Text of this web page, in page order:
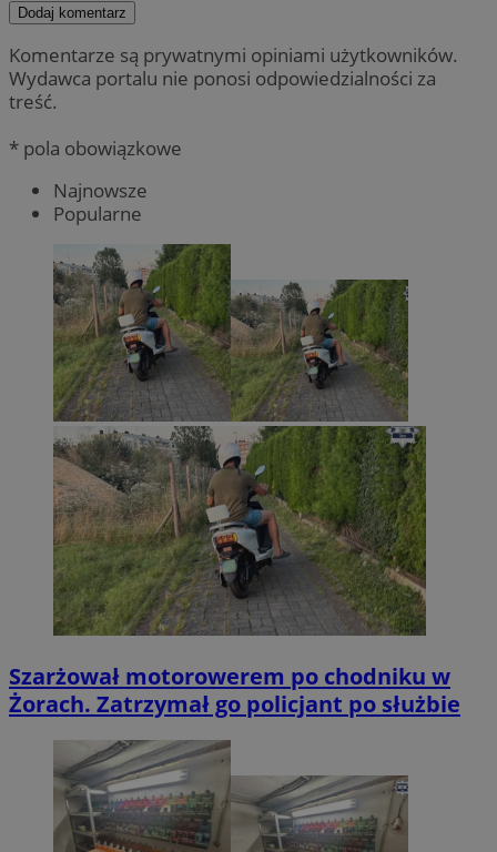
Dodaj komentarz
Komentarze są prywatnymi opiniami użytkowników.
Wydawca portalu nie ponosi odpowiedzialności za
treść.
* pola obowiązkowe
Najnowsze
Popularne
Szarżował motorowerem po chodniku w
Żorach. Zatrzymał go policjant po służbie